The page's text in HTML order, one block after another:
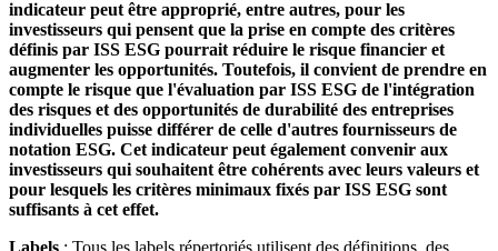
indicateur peut être approprié, entre autres, pour les
investisseurs qui pensent que la prise en compte des critères
définis par ISS ESG pourrait réduire le risque financier et
augmenter les opportunités. Toutefois, il convient de prendre en
compte le risque que l'évaluation par ISS ESG de l'intégration
des risques et des opportunités de durabilité des entreprises
individuelles puisse différer de celle d'autres fournisseurs de
notation ESG. Cet indicateur peut également convenir aux
investisseurs qui souhaitent être cohérents avec leurs valeurs et
pour lesquels les critères minimaux fixés par ISS ESG sont
suffisants à cet effet.
Labels : Tous les labels répertoriés utilisent des définitions, des